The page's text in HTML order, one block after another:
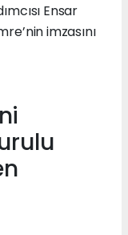
Ensar
imzasını